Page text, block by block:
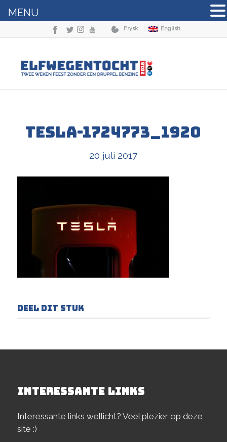
Frysk English
tesla-1724773_1920
20 juli 2017
Deel dit stuk
INTERESSANTE LINKS
Interessante links wellicht? Veel plezier op deze
site :)
MENU